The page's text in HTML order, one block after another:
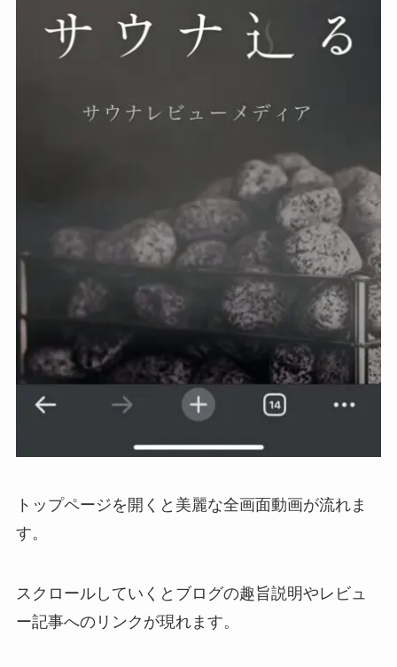
トップページを開くと美麗な全画面動画が流れま
す。
スクロールしていくとブログの趣旨説明やレビュ
ー記事へのリンクが現れます。